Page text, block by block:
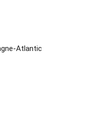
Atlantic